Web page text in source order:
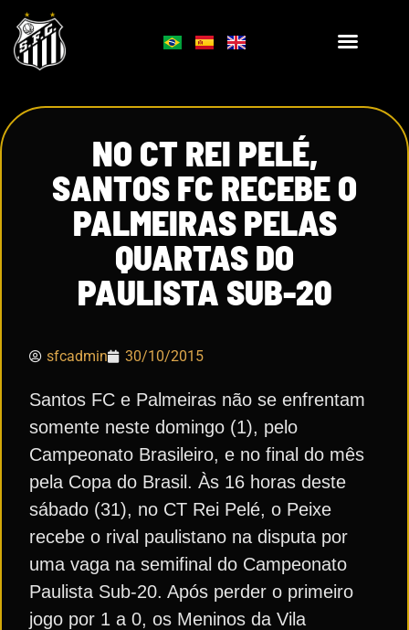
NO CT REI PELÉ,
SANTOS FC RECEBE O
PALMEIRAS PELAS
QUARTAS DO
PAULISTA SUB-20
sfcadmin 30/10/2015
Santos FC e Palmeiras não se enfrentam
somente neste domingo (1), pelo
Campeonato Brasileiro, e no final do mês
pela Copa do Brasil. Às 16 horas deste
sábado (31), no CT Rei Pelé, o Peixe
recebe o rival paulistano na disputa por
uma vaga na semifinal do Campeonato
Paulista Sub-20. Após perder o primeiro
jogo por 1 a 0, os Meninos da Vila